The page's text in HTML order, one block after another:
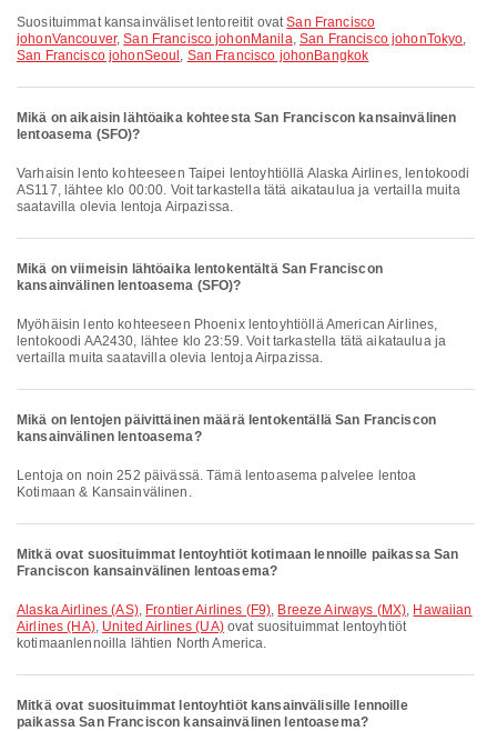
Suosituimmat kansainväliset lentoreitit ovatSan Francisco
johonVancouver,San Francisco johonManila,San Francisco johonTokyo,
San Francisco johonSeoul , San Francisco johonBangkok
Mikä on aikaisin lähtöaika kohteesta San Franciscon kansainvälinen
lentoasema (SFO)?
Varhaisin lento kohteeseen Taipei lentoyhtiöllä Alaska Airlines, lentokoodi
AS117, lähtee klo 00:00. Voit tarkastella tätä aikataulua ja vertailla muita
saatavilla olevia lentoja Airpazissa.
Mikä on viimeisin lähtöaika lentokentältä San Franciscon
kansainvälinen lentoasema (SFO)?
Myöhäisin lento kohteeseen Phoenix lentoyhtiöllä American Airlines,
lentokoodi AA2430, lähtee klo 23:59. Voit tarkastella tätä aikataulua ja
vertailla muita saatavilla olevia lentoja Airpazissa.
Mikä on lentojen päivittäinen määrä lentokentällä San Franciscon
kansainvälinen lentoasema?
Lentoja on noin 252 päivässä. Tämä lentoasema palvelee lentoa
Kotimaan & Kansainvälinen.
Mitkä ovat suosituimmat lentoyhtiöt kotimaan lennoille paikassa San
Franciscon kansainvälinen lentoasema?
Alaska Airlines (AS), Frontier Airlines (F9), Breeze Airways (MX), Hawaiian
Airlines (HA), United Airlines (UA)ovat suosituimmat lentoyhtiöt
kotimaanlennoilla lähtien North America.
Mitkä ovat suosituimmat lentoyhtiöt kansainvälisille lennoille
paikassa San Franciscon kansainvälinen lentoasema?